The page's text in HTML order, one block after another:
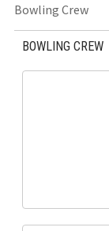
Bowling Crew
BOWLING CREW